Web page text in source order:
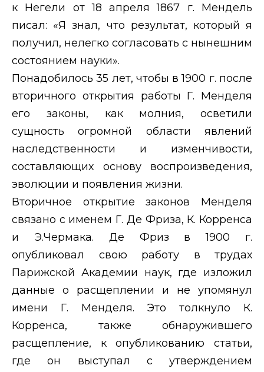
к Негели от 18 апреля 1867 г. Мендель
писал: «Я знал, что результат, который я
получил, нелегко согласовать с нынешним
состоянием науки».
Понадобилось 35 лет, чтобы в 1900 г. после
вторичного открытия работы Г. Менделя
его законы, как молния, осветили
сущность огромной области явлений
наследственности и изменчивости,
составляющих основу воспроизведения,
эволюции и появления жизни.
Вторичное открытие законов Менделя
связано с именем Г. Де Фриза, К. Корренса
и Э.Чермака. Де Фриз в 1900 г.
опубликовал свою работу в трудах
Парижской Академии наук, где изложил
данные о расщеплении и не упомянул
имени Г. Менделя. Это толкнуло К.
Корренса, также обнаружившего
расщепление, к опубликованию статьи,
где он выступал с утверждением